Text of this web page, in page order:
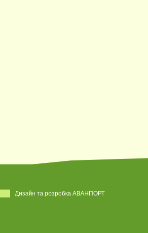
Дизайн та розробка АВАНПОРТ